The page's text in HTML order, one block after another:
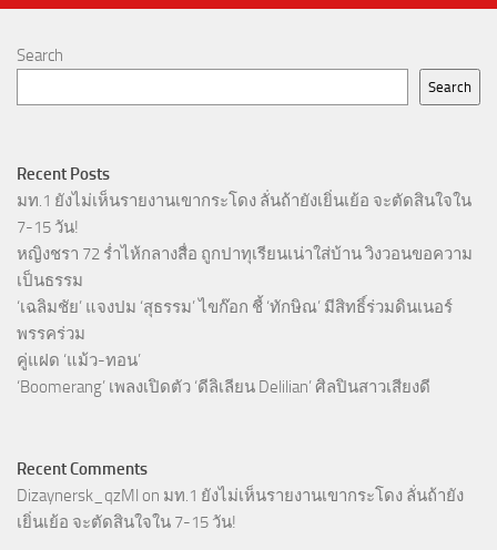
Search
Search
Recent Posts
มท.1 ยังไม่เห็นรายงานเขากระโดง ลั่นถ้ายังเยิ่นเย้อ จะตัดสินใจใน
7-15 วัน!
หญิงชรา 72 ร่ำไห้กลางสื่อ ถูกปาทุเรียนเน่าใส่บ้าน วิงวอนขอความ
เป็นธรรม
‘เฉลิมชัย’ แจงปม ‘สุธรรม’ ไขก๊อก ชี้ ‘ทักษิณ’ มีสิทธิ์ร่วมดินเนอร์
พรรคร่วม
คู่แฝด ‘แม้ว-ทอน’
‘Boomerang’ เพลงเปิดตัว ‘ดีลิเลียน Delilian’ ศิลปินสาวเสียงดี
Recent Comments
Dizaynersk_qzMl on มท.1 ยังไม่เห็นรายงานเขากระโดง ลั่นถ้ายัง
เยิ่นเย้อ จะตัดสินใจใน 7-15 วัน!